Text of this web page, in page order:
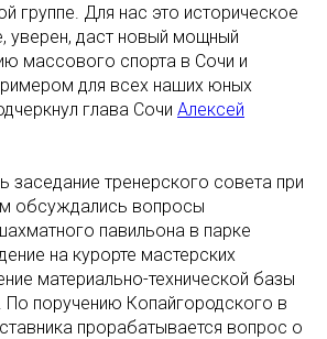
группе. Для нас это историческое
уверен, даст новый мощный
массового спорта в Сочи и
для всех наших юных
глава Сочи Алексей
заседание тренерского совета при
обсуждались вопросы
павильона в парке
на курорте мастерских
материально-технической базы
По поручению Копайгородского в
прорабатывается вопрос о